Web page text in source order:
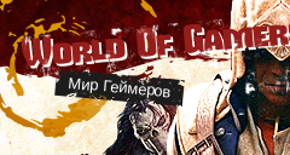
World Of
Мир Геймеров